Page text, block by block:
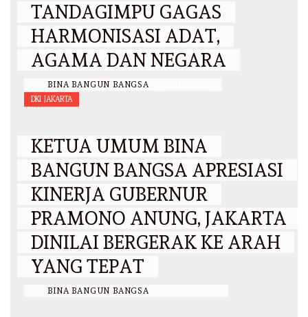
TANDAGIMPU GAGAS
HARMONISASI ADAT,
AGAMA DAN NEGARA
BINA BANGUN BANGSA
DKI JAKARTA
KETUA UMUM BINA
BANGUN BANGSA APRESIASI
KINERJA GUBERNUR
PRAMONO ANUNG, JAKARTA
DINILAI BERGERAK KE ARAH
YANG TEPAT
BINA BANGUN BANGSA